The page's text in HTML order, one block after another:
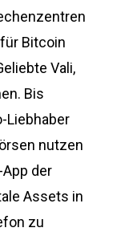
Bitcoin
Vali,
Bis
Liebhaber
nutzen
der
Assets in
zu